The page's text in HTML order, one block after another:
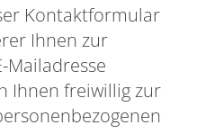
Kontaktformular
Ihnen zur
Mailadresse
Ihnen freiwillig zur